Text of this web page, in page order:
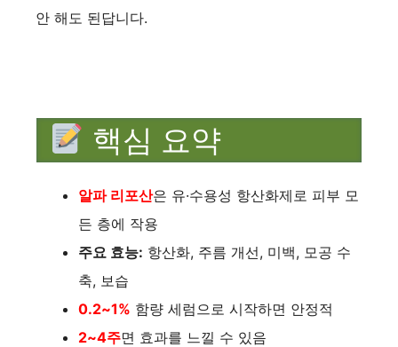
안 해도 된답니다.
핵심 요약
알파 리포산은 유·수용성 항산화제로 피부 모
든 층에 작용
주요 효능: 항산화, 주름 개선, 미백, 모공 수
축, 보습
0.2~1% 함량 세럼으로 시작하면 안정적
2~4주면 효과를 느낄 수 있음